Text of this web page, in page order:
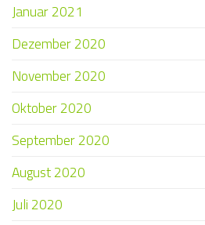
Januar 2021
Dezember 2020
November 2020
Oktober 2020
September 2020
August 2020
Juli 2020